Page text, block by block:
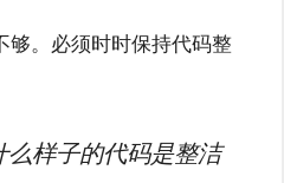
够。必须时时保持代码整
样子的代码是整洁